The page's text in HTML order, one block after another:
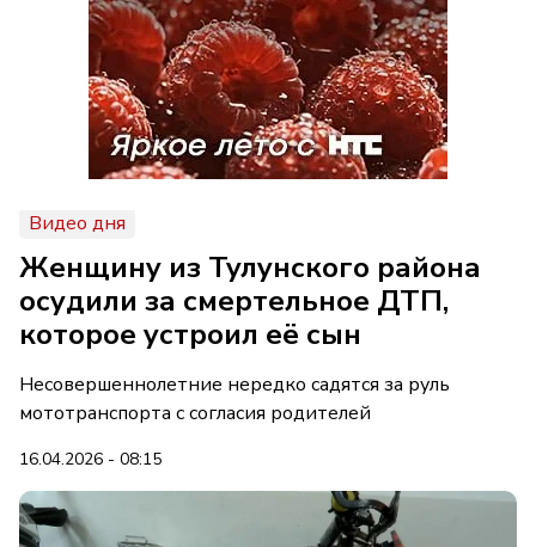
Видео дня
Женщину из Тулунского района
осудили за смертельное ДТП,
которое устроил её сын
Несовершеннолетние нередко садятся за руль
мототранспорта с согласия родителей
16.04.2026 - 08:15